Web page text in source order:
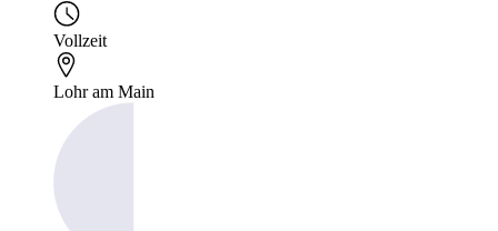
Vollzeit
Lohr am Main